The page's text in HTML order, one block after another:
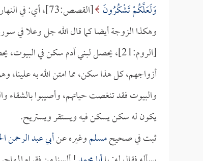
وَلَعَلَّكُمْ تَشْكُرُونَ [القصص:73]، أي: في النهار،
وهكذا الزوجة أيضا كما قال الله جل وعلا في
[الروم:21]، يحصل لبني آدم سكن في
أزواجهم، كل هذا سكن، مما امتن الله به علينا،
والبيوت فقد تنغصت حياتهم، وأصيبوا بالشقاء
يكون له سكن يسكن فيه ويستقر ويستريح.
ثبت في صحيحمسلموغيره عنأبي عبد الرحمن